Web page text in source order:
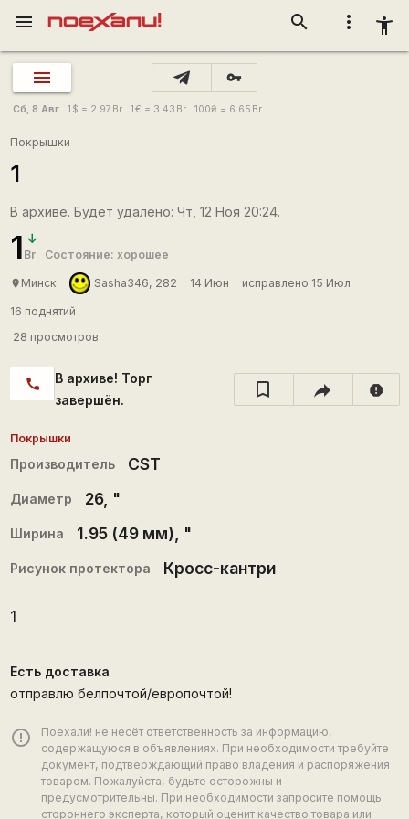
more_vert accessibility_new
search
menu
vpn_key
Сб, 8 Авг 1 $ = 2.97 Br 1€ = 3.43 Br 100₴ = 6.65 Br
Покрышки
1
В архиве. Будет удалено: Чт, 12 Ноя 20:24.
1 Br Состояние: хорошее
place Минск Sasha346, 282 14 Июн исправлено 15 Июл
16 поднятий
28 просмотров
call
В архиве! Торг
завершён.
report
Покрышки
Производитель CST
Диаметр 26, "
Ширина 1.95 (49 мм) , "
Рисунок протектора Кросс-кантри
1
Есть доставка
отправлю белпочтой/европочтой!
error_outline
Поехали! не несёт ответственность за информацию,
содержащуюся в объявлениях. При необходимости требуйте
документ, подтверждающий право владения и распоряжения
товаром. Пожалуйста, будьте осторожны и
предусмотрительны. При необходимости запросите помощь
стороннего эксперта, который оценит качество товара или